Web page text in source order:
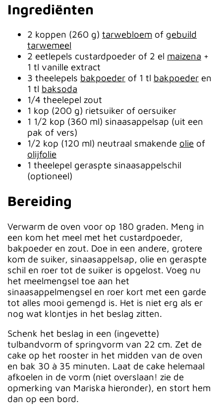
Ingrediënten
2 koppen (260 g) tarwebloem of gebuild
tarwemeel
2 eetlepels custardpoeder of 2 el maizena +
1 tl vanille extract
3 theelepels bakpoeder of 1 tl bakpoeder en
1 tl baksoda
1/4 theelepel zout
1 kop (200 g) rietsuiker of oersuiker
1 1/2 kop (360 ml) sinaasappelsap (uit een
pak of vers)
1/2 kop (120 ml) neutraal smakende olie of
olijfolie
1 theelepel geraspte sinaasappelschil
(optioneel)
Bereiding
Verwarm de oven voor op 180 graden. Meng in
een kom het meel met het custardpoeder,
bakpoeder en zout. Doe in een andere, grotere
kom de suiker, sinaasappelsap, olie en geraspte
schil en roer tot de suiker is opgelost. Voeg nu
het meelmengsel toe aan het
sinaasappelmengsel en roer kort met een garde
tot alles mooi gemengd is. Het is niet erg als er
nog wat klontjes in het beslag zitten.
Schenk het beslag in een (ingevette)
tulbandvorm of springvorm van 22 cm. Zet de
cake op het rooster in het midden van de oven
en bak 30 à 35 minuten. Laat de cake helemaal
afkoelen in de vorm (niet overslaan! zie de
opmerking van Mariska hieronder), en stort hem
dan op een bord.